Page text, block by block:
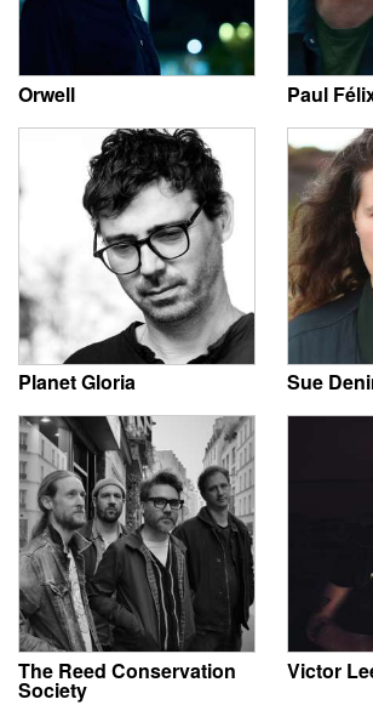
Orwell Paul
Planet Gloria Sue
The Reed Conservation
Society
Victor